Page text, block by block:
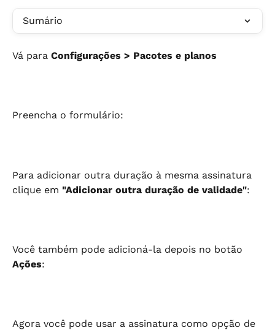
Sumário
Vá para Configurações > Pacotes e planos
Preencha o formulário:
Para adicionar outra duração à mesma assinatura
clique em "Adicionar outra duração de validade":
Você também pode adicioná-la depois no botão
Ações:
Agora você pode usar a assinatura como opção de